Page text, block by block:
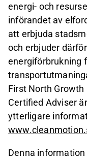
energi- och
införandet av
att erbjuda
och erbjuder
energiförbrukning
First North
Certified Adviser
ytterligare
Denna